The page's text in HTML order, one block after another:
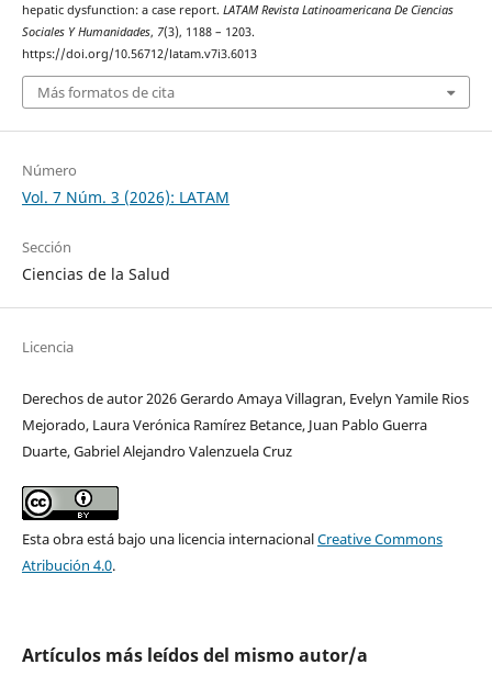
hepatic dysfunction: a case report. LATAM Revista Latinoamericana De Ciencias
Sociales Y Humanidades, 7(3), 1188 – 1203.
https://doi.org/10.56712/latam.v7i3.6013
Más formatos de cita
Número
Vol. 7 Núm. 3 (2026): LATAM
Sección
Ciencias de la Salud
Licencia
Derechos de autor 2026 Gerardo Amaya Villagran, Evelyn Yamile Rios
Mejorado, Laura Verónica Ramírez Betance, Juan Pablo Guerra
Duarte, Gabriel Alejandro Valenzuela Cruz
Esta obra está bajo una licencia internacionalCreative Commons
Atribución 4.0.
Artículos más leídos del mismo autor/a